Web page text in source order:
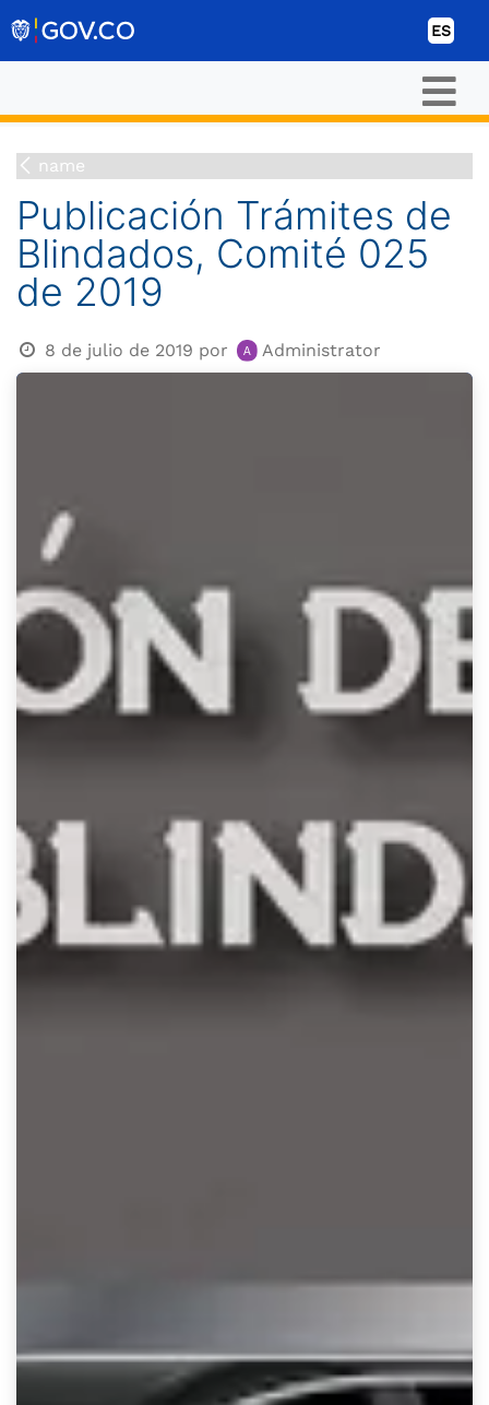
ES
name
Publicación Trámites de
Blindados, Comité 025
de 2019
8 de julio de 2019 por Administrator